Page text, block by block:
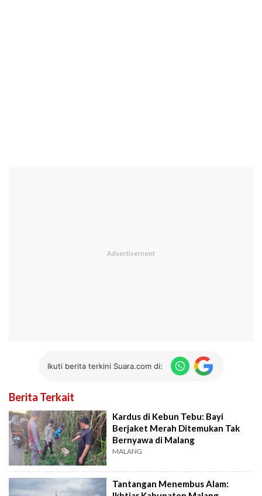
Ikuti berita terkini Suara.com di:
Berita Terkait
Kardus di Kebun Tebu: Bayi
Berjaket Merah Ditemukan Tak
Bernyawa di Malang
MALANG
Tantangan Menembus Alam: